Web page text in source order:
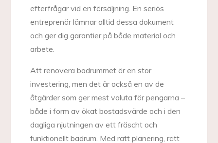
efterfrågar vid en försäljning. En seriös
entreprenör lämnar alltid dessa dokument
och ger dig garantier på både material och
arbete.
Att renovera badrummet är en stor
investering, men det är också en av de
åtgärder som ger mest valuta för pengarna –
både i form av ökat bostadsvärde och i den
dagliga njutningen av ett fräscht och
funktionellt badrum. Med rätt planering, rätt